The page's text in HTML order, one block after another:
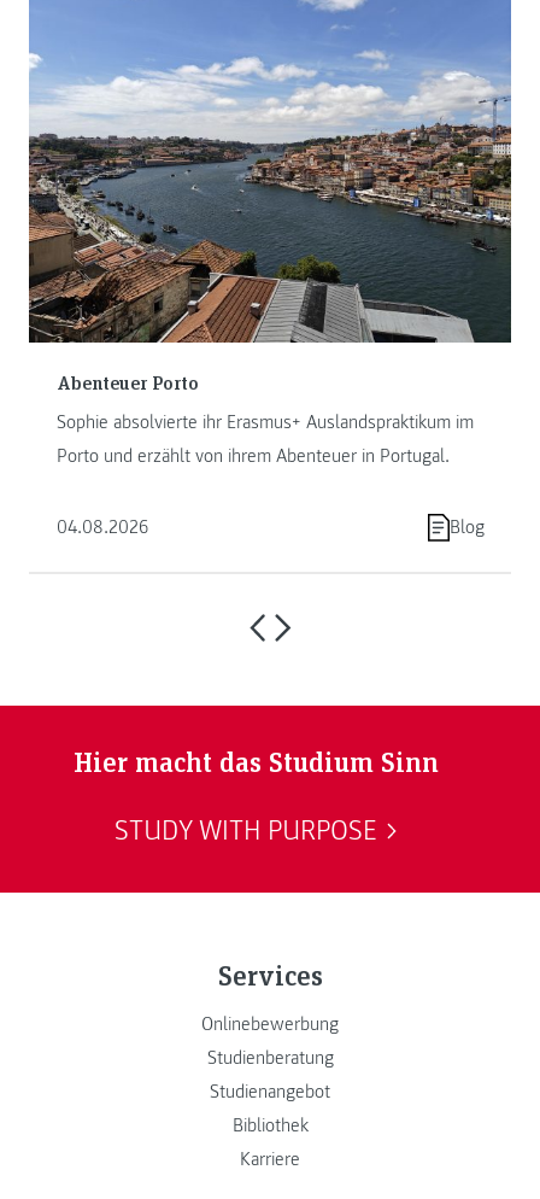
Abenteuer Porto
Sophie absolvierte ihr Erasmus+ Auslandspraktikum im
Porto und erzählt von ihrem Abenteuer in Portugal.
04.08.2026 Blog
Hier macht das Studium Sinn
STUDY WITH PURPOSE
Services
Onlinebewerbung
Studienberatung
Studienangebot
Bibliothek
Karriere